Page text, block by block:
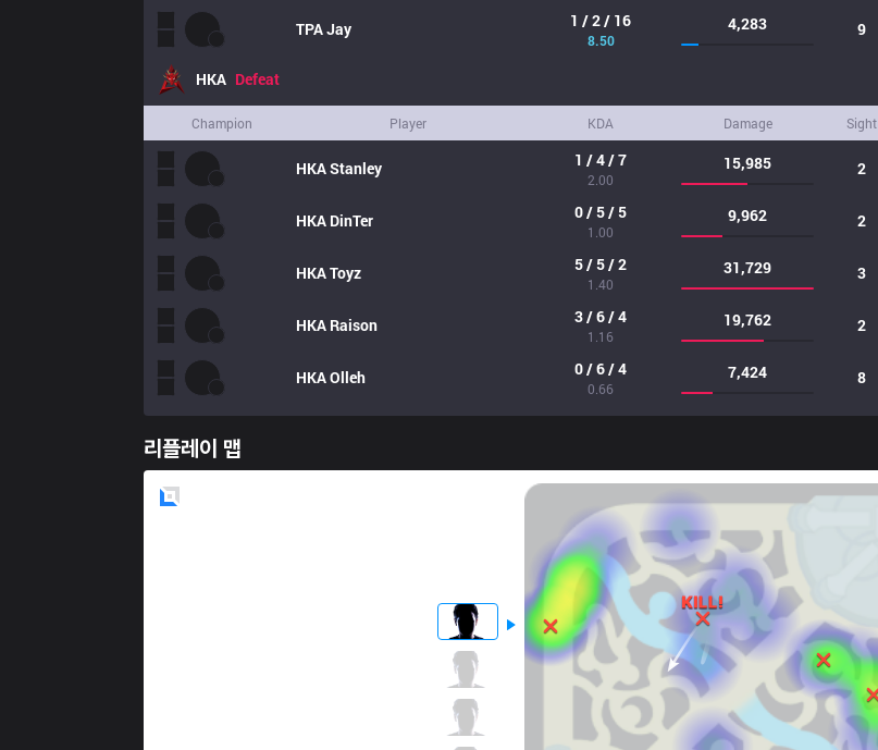
TPAJay 1 / 2 / 16
8.50
4,283 9
HKA Defeat
Champion Player KDA Damage Sight
HKAStanley 1 / 4 / 7
2.00
15,985 2
HKA DinTer 0 / 5 / 5
1.00
9,962 2
HKAToyz 5 / 5 / 2
1.40
31,729 3
HKA Raison 3 / 6 / 4
1.16
19,762 2
HKAOlleh 0 / 6 / 4
0.66
7,424 8
리플레이 맵